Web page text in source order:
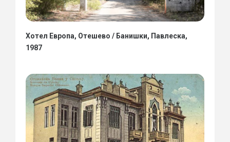
Хотел Европа, Отешево / Банишки, Павлеска,
1987